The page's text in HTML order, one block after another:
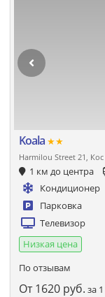
Koala ★★
Harmilou Street 21,
1 км до центра
Кондиционер
Парковка
Телевизор
Низкая цена
По отзывам
От 1620 руб. за